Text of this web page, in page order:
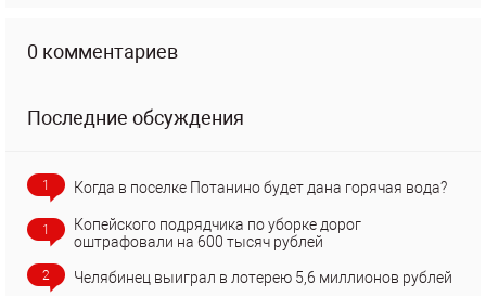
0 комментариев
Последние обсуждения
1 Когда в поселке Потанино будет дана горячая вода?
1
Копейского подрядчика по уборке дорог
оштрафовали на 600 тысяч рублей
2 Челябинец выиграл в лотерею 5,6 миллионов рублей